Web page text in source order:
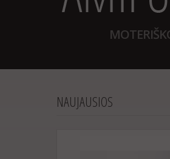
NAUJAUSIOS